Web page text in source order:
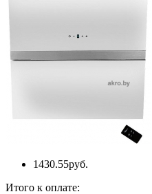
1430.55руб.
Итого к оплате: